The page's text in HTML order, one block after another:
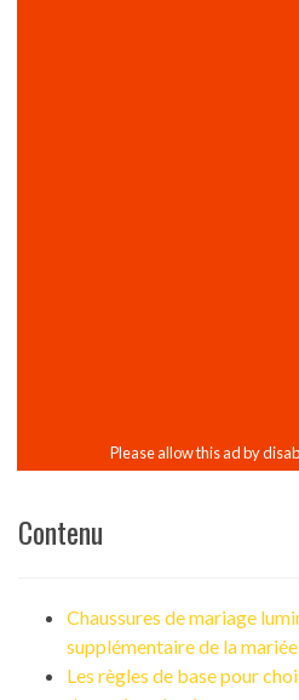
Contenu
Chaussures de mariage
supplémentaire de la mariée
Les règles de base pour